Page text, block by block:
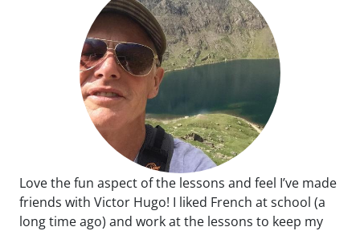
Love the fun aspect of the lessons and feel I’ve made
friends with Victor Hugo! I liked French at school (a
long time ago) and work at the lessons to keep my